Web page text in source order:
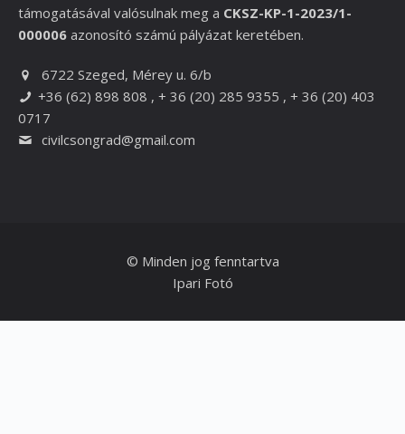
támogatásával valósulnak meg a CKSZ-KP-1-2023/1-
000006 azonosító számú pályázat keretében.
6722 Szeged, Mérey u. 6/b
+36 (62) 898 808 , + 36 (20) 285 9355 , + 36 (20) 403
0717
civilcsongrad@gmail.com
© Minden jog fenntartva
Ipari Fotó